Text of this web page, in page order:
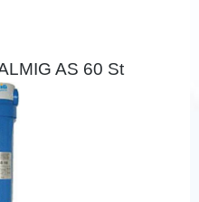
AS 60 St